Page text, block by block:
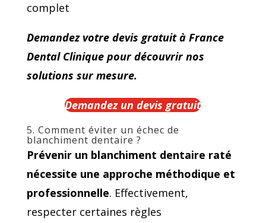
complet
Demandez votre devis gratuit à France
Dental Clinique pour découvrir nos
solutions sur mesure.
Demandez un devis gratuit
5. Comment éviter un échec de
blanchiment dentaire ?
Prévenir un blanchiment dentaire raté
nécessite une approche méthodique et
professionnelle. Effectivement,
respecter certaines règles